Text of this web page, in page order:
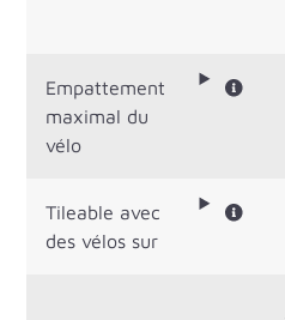
Empattement
maximal du
vélo
Tileable avec
des vélos sur